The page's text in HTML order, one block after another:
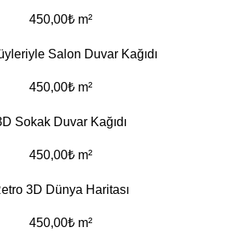
450,00₺ m²
Salon Duvar Kağıdı
450,00₺ m²
Sokak Duvar Kağıdı
450,00₺ m²
3D Dünya Haritası
450,00₺ m²